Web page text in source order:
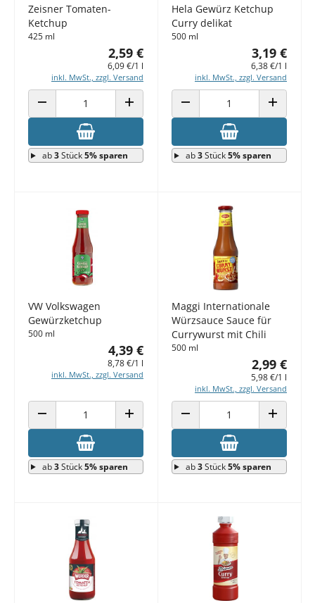
Zeisner Tomaten-
Ketchup
425 ml
2,59 €
6,09 €/1 l
inkl. MwSt., zzgl. Versand
ANZAHL VERRINGERN ANZAHL ERHÖHEN
ab3Stück5% sparen
Hela Gewürz Ketchup
Curry delikat
500 ml
3,19 €
6,38 €/1 l
inkl. MwSt., zzgl. Versand
ANZAHL VERRINGERN ANZAHL
ab3Stück5% sparen
VW Volkswagen
Gewürzketchup
500 ml
4,39 €
8,78 €/1 l
inkl. MwSt., zzgl. Versand
ANZAHL VERRINGERN ANZAHL ERHÖHEN
ab3Stück5% sparen
Maggi Internationale
Würzsauce Sauce für
Currywurst mit Chili
500 ml
2,99 €
5,98 €/1 l
inkl. MwSt., zzgl. Versand
ANZAHL VERRINGERN ANZAHL
ab3Stück5% sparen